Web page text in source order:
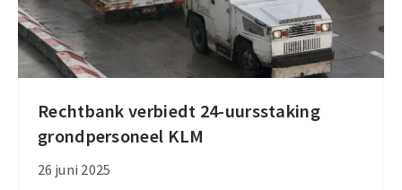
Rechtbank verbiedt 24-uursstaking
grondpersoneel KLM
26 juni 2025
Rechtbank
verbiedt
24-